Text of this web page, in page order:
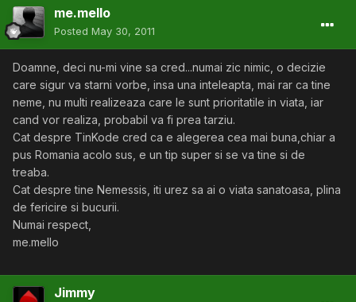
me.mello
Posted May 30, 2011
Doamne, deci nu-mi vine sa cred...numai zic nimic, o decizie
care sigur va starni vorbe, insa una inteleapta, mai rar ca tine
neme, nu multi realizeaza care le sunt prioritatile in viata, iar
cand vor realiza, probabil va fi prea tarziu.
Cat despre TinKode cred ca e alegerea cea mai buna,chiar a
pus Romania acolo sus, e un tip super si se va tine si de
treaba.
Cat despre tine Nemessis, iti urez sa ai o viata sanatoasa, plina
de fericire si bucurii.
Numai respect,
me.mello
Jimmy